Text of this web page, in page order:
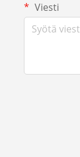
Viesti